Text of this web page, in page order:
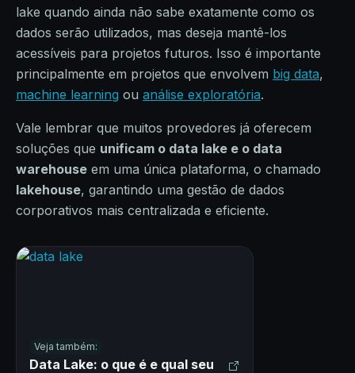
lake quando ainda não sabe exatamente como os
dados serão utilizados, mas deseja mantê-los
acessíveis para projetos futuros. Isso é importante
principalmente em projetos que envolvem big data,
machine learning ou análise exploratória.
Vale lembrar que muitos provedores já oferecem
soluções que unificam o data lake e o data
warehouse em uma única plataforma, o chamado
lakehouse, garantindo uma gestão de dados
corporativos mais centralizada e eficiente.
Veja também:
Data Lake: o que é e qual seu